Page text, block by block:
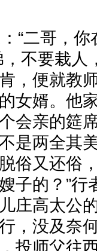
“二哥，
，不要栽人
，便就教
女婿。他
会亲的筵
是两全其
俗又还俗
子的？”行
庄高太公
，没及奈
投师父往